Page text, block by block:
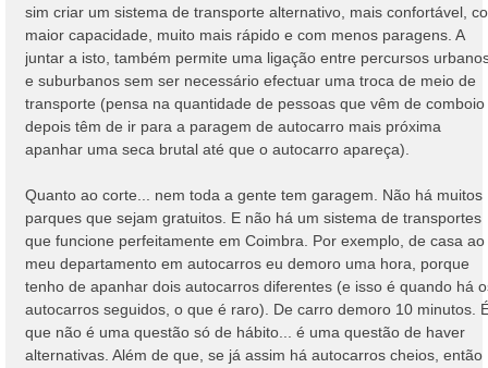
g
e
m
sim criar um sistema de transporte alternativo, mais confortável,
maior capacidade, muito mais rápido e com menos paragens. A
juntar a isto, também permite uma ligação entre percursos
e suburbanos sem ser necessário efectuar uma troca de meio de
transporte (pensa na quantidade de pessoas que vêm de comboio
depois têm de ir para a paragem de autocarro mais próxima
apanhar uma seca brutal até que o autocarro apareça).
Quanto ao corte... nem toda a gente tem garagem. Não há muitos
parques que sejam gratuitos. E não há um sistema de transportes
que funcione perfeitamente em Coimbra. Por exemplo, de casa ao
meu departamento em autocarros eu demoro uma hora, porque
tenho de apanhar dois autocarros diferentes (e isso é quando há
autocarros seguidos, o que é raro). De carro demoro 10 minutos.
que não é uma questão só de hábito... é uma questão de haver
alternativas. Além de que, se já assim há autocarros cheios, então